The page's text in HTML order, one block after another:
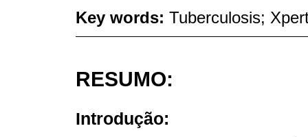
Key words: Tuberculosis;
RESUMO:
Introdução: